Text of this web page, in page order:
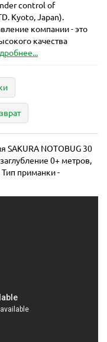
control of
Kyoto, Japan).
компании - это
качества
SAKURA NOTOBUG 30
0+ метров,
приманки -